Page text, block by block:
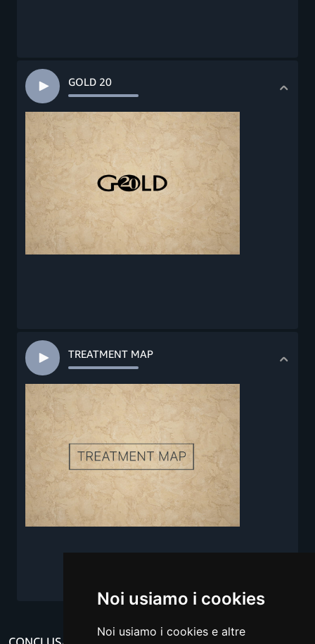
Noi usiamo i cookies
Noi usiamo i cookies e altre
GOLD 20
TREATMENT MAP